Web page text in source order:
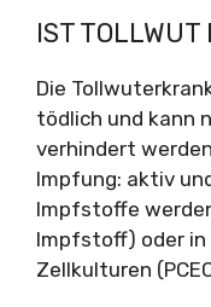
IST TOLLWUT
Die
tödlich und kann
verhindert
Impfung: aktiv
Impfstoffe
Impfstoff) oder
Zellkulturen